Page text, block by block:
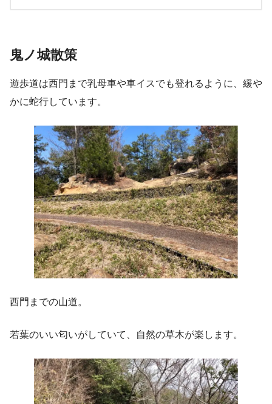
鬼ノ城散策
遊歩道は西門まで乳母車や車イスでも登れるように、緩や
かに蛇行しています。
西門までの山道。
若葉のいい匂いがしていて、自然の草木が楽します。